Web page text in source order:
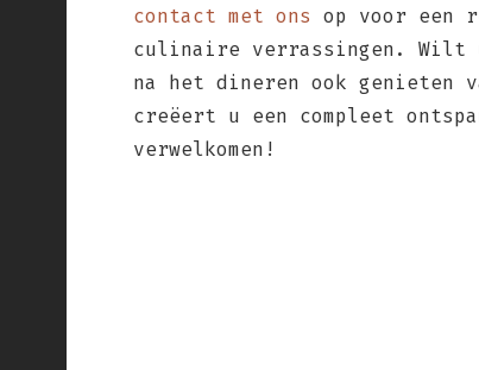
contact met ons
op voor een
culinaire verrassingen. Wilt
na het dineren ook genieten
creëert u een compleet
verwelkomen!